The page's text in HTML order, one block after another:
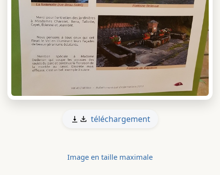
téléchargement
Image en taille maximale